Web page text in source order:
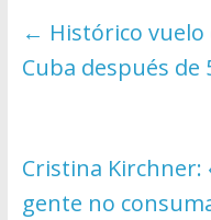
← Histórico vuelo
Cuba después de
Cristina Kirchner:
gente no